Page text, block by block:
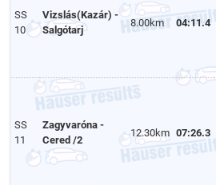
SS
10
Vizslás(Kazár) -
Salgótarj
8.00km 04:11.4
SS
11
Zagyvaróna -
Cered /2
12.30km 07:26.3